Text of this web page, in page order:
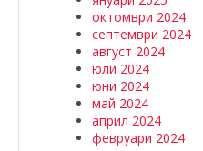
октомври 2024
септември 2024
август 2024
юли 2024
юни 2024
май 2024
април 2024
февруари 2024